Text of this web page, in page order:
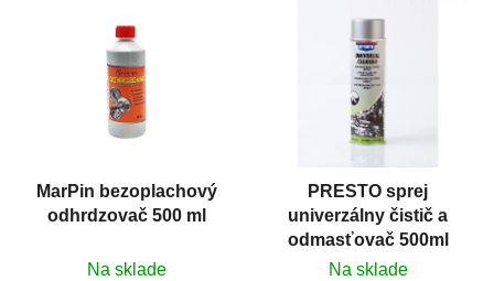
MarPin bezoplachový
odhrdzovač 500 ml
Na sklade
PRESTO sprej
univerzálny čistič a
odmasťovač 500ml
Na sklade